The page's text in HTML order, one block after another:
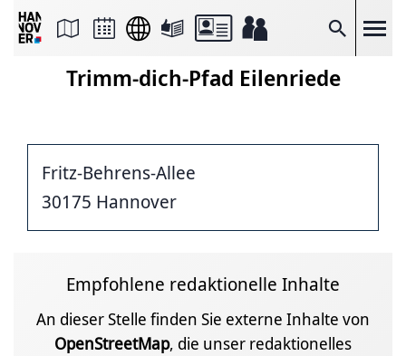
Suche
Seite
Seitenlink
Kopieren
Drucken
Trimm-dich-Pfad Eilenriede
Fritz-Behrens-Allee
30175 Hannover
Empfohlene redaktionelle Inhalte
An dieser Stelle finden Sie externe Inhalte von
OpenStreetMap, die unser redaktionelles